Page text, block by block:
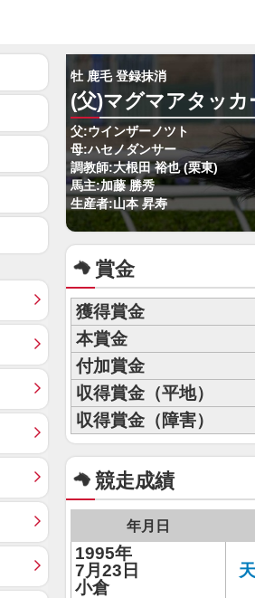
牡 鹿毛 登録抹消
(父)マグマアタッカ
父:ウインザーノツト
母:ハセノダンサー
調教師:大根田 裕也 (栗東)
馬主:加藤 勝秀
生産者:山本 昇寿
賞金
獲得賞金
本賞金
付加賞金
収得賞金（平地）
収得賞金（障害）
競走成績
年月日
1995年
7月23日
小倉